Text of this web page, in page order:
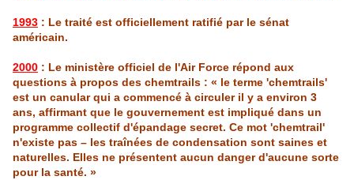
1993 : Le traité est officiellement ratifié par le sénat
américain.
2000 : Le ministère officiel de l'AirForce répond aux
questions à propos des chemtrails : « le terme 'chemtrails'
est un canular qui a commencé à circuler il y a environ 3
ans, affirmant que le gouvernement est impliqué dans un
programme collectif d'épandage secret. Ce mot 'chemtrail'
n'existe pas – les traînées de condensation sont saines et
naturelles. Elles ne présentent aucun danger d'aucune sorte
pour la santé. »